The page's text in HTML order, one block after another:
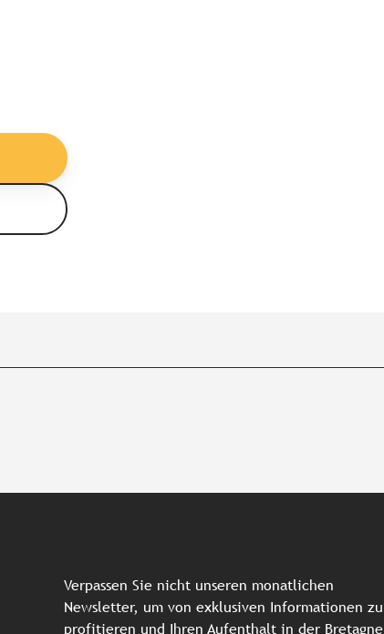
Verpassen Sie nicht unseren monatlichen
Newsletter, um von exklusiven Informationen zu
profitieren und Ihren Aufenthalt in der Bretagne